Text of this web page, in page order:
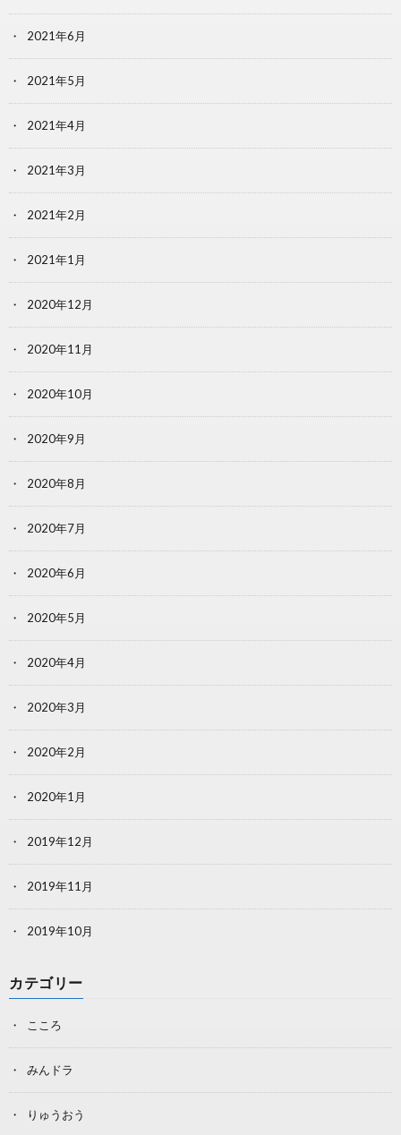
2021年6月
2021年5月
2021年4月
2021年3月
2021年2月
2021年1月
2020年12月
2020年11月
2020年10月
2020年9月
2020年8月
2020年7月
2020年6月
2020年5月
2020年4月
2020年3月
2020年2月
2020年1月
2019年12月
2019年11月
2019年10月
カテゴリー
こころ
みんドラ
りゅうおう